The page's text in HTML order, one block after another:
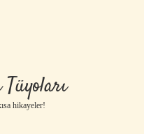
hikayeler!